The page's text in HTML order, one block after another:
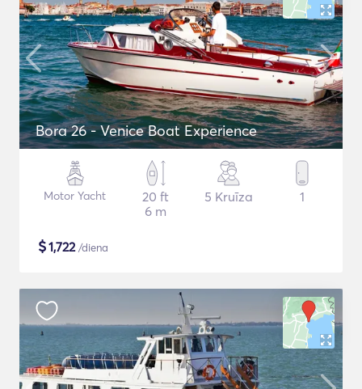
Bora 26 - Venice Boat Experience
Motor Yacht
20 ft
6 m
5 Kruīza 1
$1,722/diena